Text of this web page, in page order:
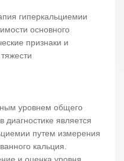
гиперкальциемии
основного
признаки и
уровнем общего
является
путем измерения
кальция.